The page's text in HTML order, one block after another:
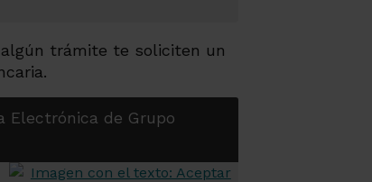
trámite te soliciten un
Electrónica de Grupo